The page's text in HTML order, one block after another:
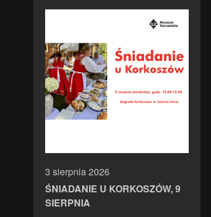
3 sierpnia 2026
ŚNIADANIE U KORKOSZÓW, 9
SIERPNIA